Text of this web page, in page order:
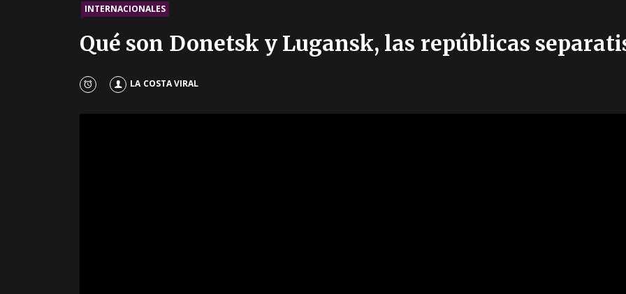
INTERNACIONALES
Qué son Donetsk y Lugansk, las repúblicas
LA COSTA VIRAL